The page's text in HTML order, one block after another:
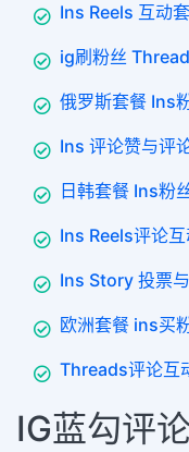
Ins Reels 互动
ig刷粉丝
俄罗斯套餐 Ins
Ins 评论赞与评
日韩套餐 Ins粉
Ins Reels评论
Ins Story 投票
欧洲套餐 ins买
Threads评论互
IG蓝勾评